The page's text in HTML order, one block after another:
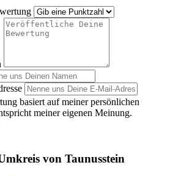
basiert auf meiner persönlichen
meiner eigenen Meinung.
von Taunusstein